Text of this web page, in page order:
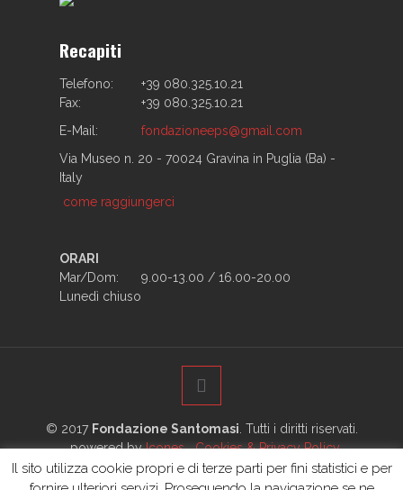
Recapiti
Telefono:
+39 080.325.10.21
Fax:
+39 080.325.10.21
E-Mail:
fondazioneeps@gmail.com
Via Museo n. 20 - 70024 Gravina in Puglia (Ba) -
Italy
come raggiungerci
ORARI
Mar/Dom:
9.00-13.00 / 16.00-20.00
Lunedì chiuso
© 2017 Fondazione Santomasi . Tutti i diritti riservati.
powered byIcones
Cookies & Privacy Policy
Home
La Fondazione
La Biblioteca
Il sito utilizza cookie propri e di terze parti per fini statistici e per